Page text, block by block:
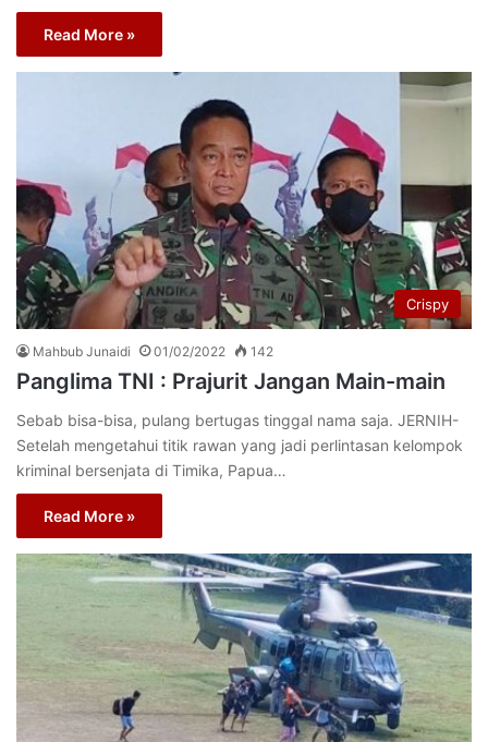
Read More »
Crispy
Mahbub Junaidi 01/02/2022 142
Panglima TNI : Prajurit Jangan Main-main
Sebab bisa-bisa, pulang bertugas tinggal nama saja. JERNIH-
Setelah mengetahui titik rawan yang jadi perlintasan kelompok
kriminal bersenjata di Timika, Papua…
Read More »